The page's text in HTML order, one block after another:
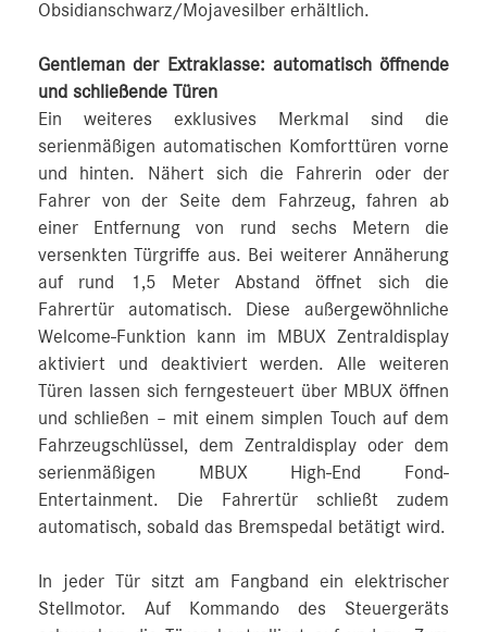
Obsidianschwarz/Mojavesilber erhältlich.
Gentleman der Extraklasse: automatisch öffnende
und schließende Türen
Ein weiteres exklusives Merkmal sind die
serienmäßigen automatischen Komforttüren vorne
und hinten. Nähert sich die Fahrerin oder der
Fahrer von der Seite dem Fahrzeug, fahren ab
einer Entfernung von rund sechs Metern die
versenkten Türgriffe aus. Bei weiterer Annäherung
auf rund 1,5 Meter Abstand öffnet sich die
Fahrertür automatisch. Diese außergewöhnliche
Welcome-Funktion kann im MBUX Zentraldisplay
aktiviert und deaktiviert werden. Alle weiteren
Türen lassen sich ferngesteuert über MBUX öffnen
und schließen – mit einem simplen Touch auf dem
Fahrzeugschlüssel, dem Zentraldisplay oder dem
serienmäßigen MBUX High‑End Fond-
Entertainment. Die Fahrertür schließt zudem
automatisch, sobald das Bremspedal betätigt wird.
In jeder Tür sitzt am Fangband ein elektrischer
Stellmotor. Auf Kommando des Steuergeräts